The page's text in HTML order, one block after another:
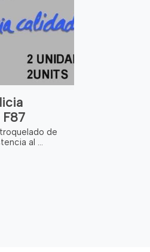
F87
de
al ...